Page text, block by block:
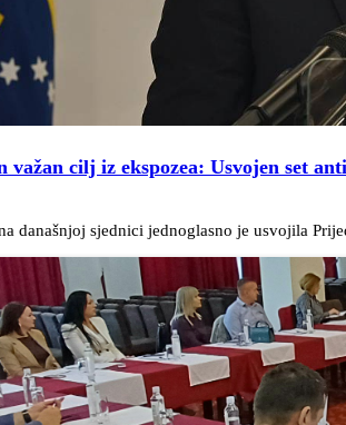
cilj iz ekspozea: Usvojen set
današnjoj sjednici jednoglasno je usvojila